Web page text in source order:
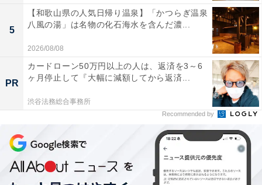
マイナス評価にした理由（2）購入後のメッセージ
5
【和歌山県の人気日帰り温泉】「かつらぎ温泉
八風の湯」は名物の化石海水を含んだ濃...
2026/08/08
PR
カードローン50万円以上の人は、返済を3～6
ヶ月停止して『大幅に減額してから返済...
渋谷法務総合事務所
Recommended by